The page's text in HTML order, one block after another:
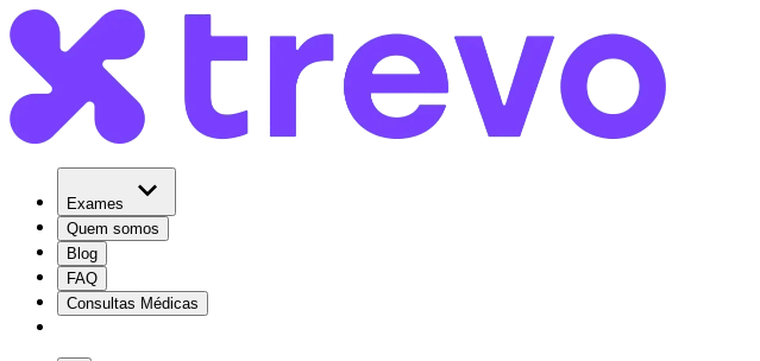
Exames
Quem somos
Blog
FAQ
Consultas Médicas